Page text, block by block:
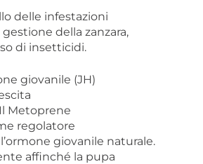
delle infestazioni
della zanzara,
di insetticidi.
giovanile (JH)
Metoprene
regolatore
giovanile naturale.
affinché la pupa